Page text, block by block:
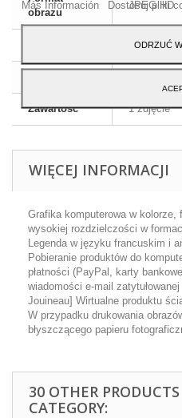
obrazu
JPEG HD
A4 - 29,7
Zawartość 1 zdjęcie
WIĘCEJ INFORMACJI
Grafika komputerowa w kolorze,
wysokiej rozdzielczości w
Legenda w języku francuskim i
Pobieranie produktów do
płatności (PayPal, karty
wiadomości e-mail
Jouineau] Wirtualne produktu
W przypadku drukowania
błyszczącego papieru
30 OTHER
CATEGORY:
Más Información
Dostosuj pliki
ODRZUĆ